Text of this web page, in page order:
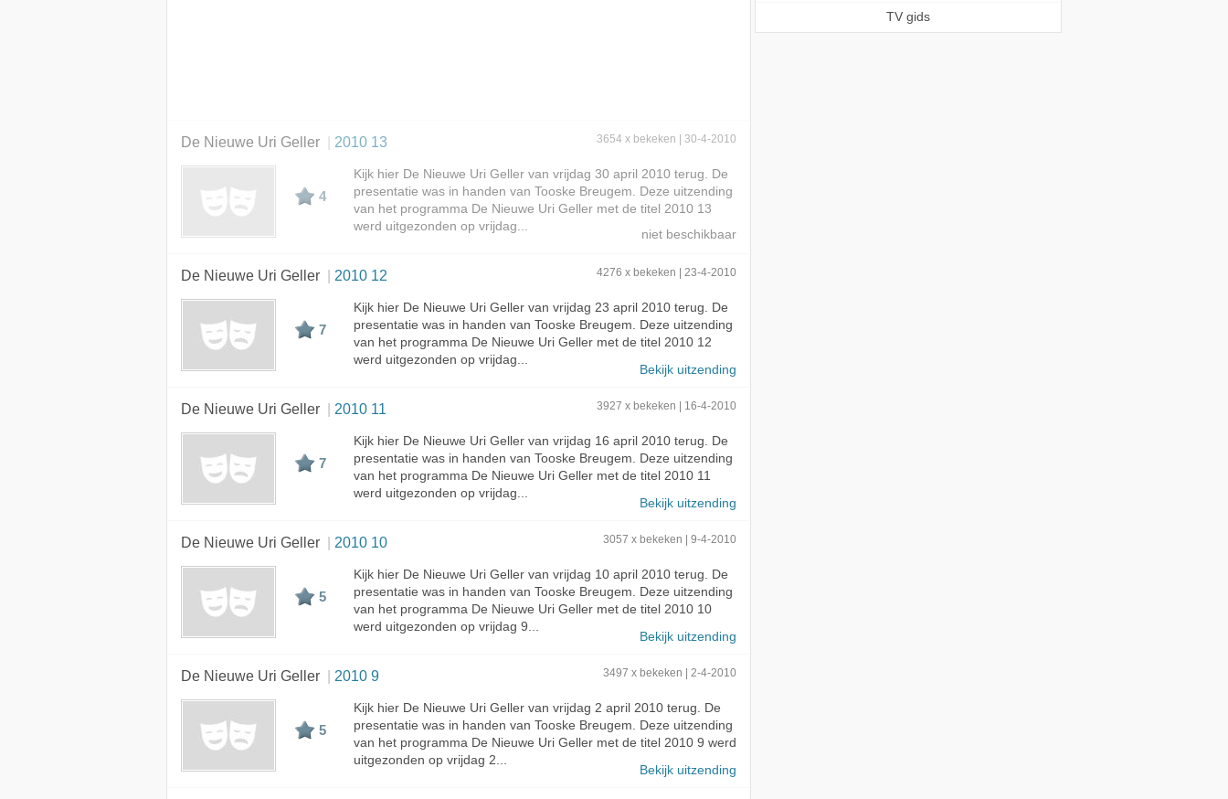
De Nieuwe Uri Geller 2010 13 3654 x bekeken | 30-4-2010
4
Kijk hier De Nieuwe Uri Geller van vrijdag 30 april 2010 terug. De
presentatie was in handen van Tooske Breugem. Deze uitzending
van het programma De Nieuwe Uri Geller met de titel 2010 13
werd uitgezonden op vrijdag...
De Nieuwe Uri Geller 2010 12 4276 x bekeken | 23-4-2010
7
Kijk hier De Nieuwe Uri Geller van vrijdag 23 april 2010 terug. De
presentatie was in handen van Tooske Breugem. Deze uitzending
van het programma De Nieuwe Uri Geller met de titel 2010 12
werd uitgezonden op vrijdag...
Bekijk uitzending
De Nieuwe Uri Geller 2010 11 3927 x bekeken | 16-4-2010
7
Kijk hier De Nieuwe Uri Geller van vrijdag 16 april 2010 terug. De
presentatie was in handen van Tooske Breugem. Deze uitzending
van het programma De Nieuwe Uri Geller met de titel 2010 11
werd uitgezonden op vrijdag...
Bekijk uitzending
De Nieuwe Uri Geller 2010 10 3057 x bekeken | 9-4-2010
5
Kijk hier De Nieuwe Uri Geller van vrijdag 10 april 2010 terug. De
presentatie was in handen van Tooske Breugem. Deze uitzending
van het programma De Nieuwe Uri Geller met de titel 2010 10
werd uitgezonden op vrijdag 9...
Bekijk uitzending
De Nieuwe Uri Geller 2010 9 3497 x bekeken | 2-4-2010
5
Kijk hier De Nieuwe Uri Geller van vrijdag 2 april 2010 terug. De
presentatie was in handen van Tooske Breugem. Deze uitzending
van het programma De Nieuwe Uri Geller met de titel 2010 9 werd
uitgezonden op vrijdag 2...
Bekijk uitzending
TV gids